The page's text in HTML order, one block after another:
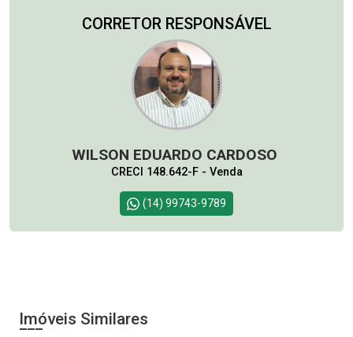
CORRETOR RESPONSÁVEL
WILSON EDUARDO CARDOSO
CRECI 148.642-F - Venda
(14) 99743-9789
Imóveis Similares